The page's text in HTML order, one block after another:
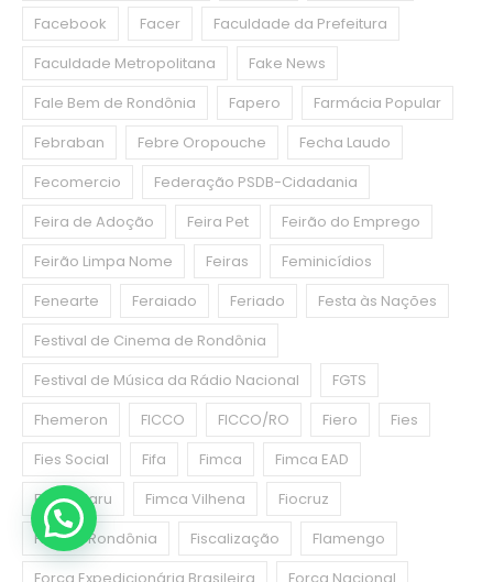
Facebook
Facer
Faculdade da Prefeitura
Faculdade Metropolitana
Fake News
Fale Bem de Rondônia
Fapero
Farmácia Popular
Febraban
Febre Oropouche
Fecha Laudo
Fecomercio
Federação PSDB-Cidadania
Feira de Adoção
Feira Pet
Feirão do Emprego
Feirão Limpa Nome
Feiras
Feminicídios
Fenearte
Feraiado Feriado
Festa às Nações
Festival de Cinema de Rondônia
Festival de Música da Rádio Nacional
FGTS
Fhemeron
FICCO FICCO/RO Fiero
Fies
Fies Social
Fifa Fimca
Fimca EAD
Fimca Jaru
Fimca Vilhena
Fiocruz
Fiocruz Rondônia
Fiscalização
Flamengo